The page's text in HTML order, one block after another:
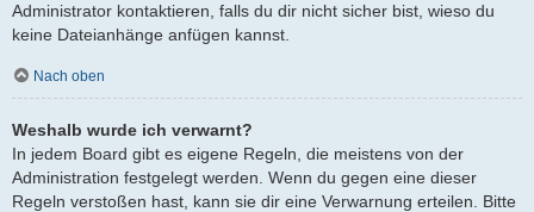
Administrator kontaktieren, falls du dir nicht sicher bist, wieso du
keine Dateianhänge anfügen kannst.
Nach oben
Weshalb wurde ich verwarnt?
In jedem Board gibt es eigene Regeln, die meistens von der
Administration festgelegt werden. Wenn du gegen eine dieser
Regeln verstoßen hast, kann sie dir eine Verwarnung erteilen. Bitte